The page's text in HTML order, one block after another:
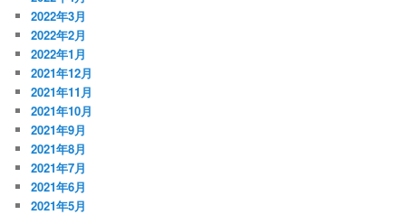
2022年3月
2022年2月
2022年1月
2021年12月
2021年11月
2021年10月
2021年9月
2021年8月
2021年7月
2021年6月
2021年5月